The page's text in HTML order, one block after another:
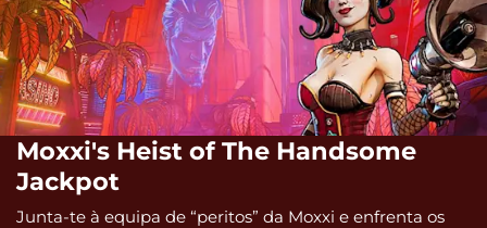
Moxxi's Heist of The Handsome
Jackpot
Junta-te à equipa de “peritos” da Moxxi e enfrenta os